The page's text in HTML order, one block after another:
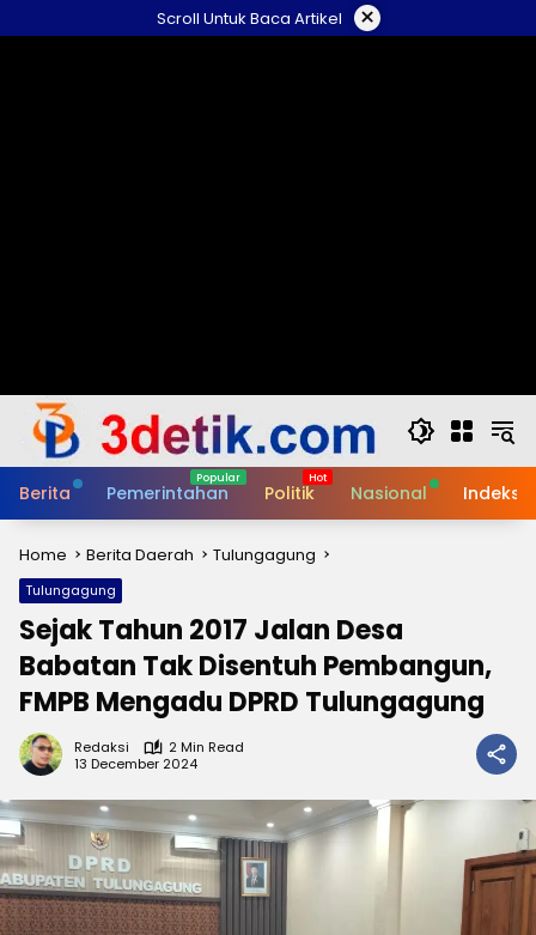
to
Scroll Untuk Baca Artikel ×
Berita Pemerintahan Politik Nasional Indeks
Home Berita Daerah Tulungagung
Tulungagung
Sejak Tahun 2017 Jalan Desa
Babatan Tak Disentuh Pembangun,
FMPB Mengadu DPRD Tulungagung
Redaksi
2 Min Read
13 December 2024